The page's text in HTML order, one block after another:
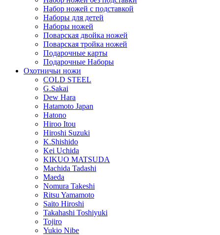
Набор ножей с подставкой
Наборы для детей
Наборы ножей
Поварская двойка ножей
Поварская тройка ножей
Подарочные карты
Подарочные Наборы
Охотничьи ножи
COLD STEEL
G.Sakai
Dew Hara
Hatamoto Japan
Hatono
Hiroo Itou
Hiroshi Suzuki
K.Shishido
Kei Uchida
KIKUO MATSUDA
Machida Tadashi
Maeda
Nomura Takeshi
Ritsu Yamamoto
Saito Hiroshi
Takahashi Toshiyuki
Tojiro
Yukio Nibe